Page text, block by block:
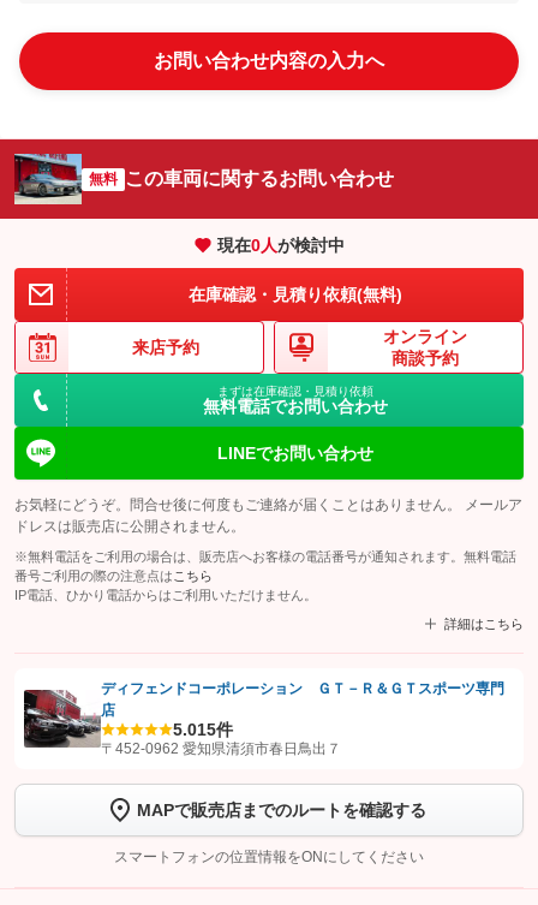
お問い合わせ内容の入力へ
無料 この車両に関するお問い合わせ
現在0人が検討中
在庫確認・見積り依頼(無料)
来店予約
オンライン
商談予約
まずは在庫確認・見積り依頼
無料電話でお問い合わせ
LINEでお問い合わせ
お気軽にどうぞ。問合せ後に何度もご連絡が届くことはありません。 メールア
ドレスは販売店に公開されません。
※無料電話をご利用の場合は、販売店へお客様の電話番号が通知されます。無料電話
番号ご利用の際の注意点は こちら
IP電話、ひかり電話からはご利用いただけません。
詳細はこちら
【STEP1】認証画面でグーネットを友だち追加してから「許可する」ボタンを押
します
【STEP2】 トーク画面で
完了してください。
こちら
ディフェンドコーポレーション ＧＴ－Ｒ＆ＧＴスポーツ専門
店
5.015件
〒452-0962 愛知県清須市春日鳥出７
MAPで販売店までのルートを確認する
スマートフォンの位置情報をONにしてください